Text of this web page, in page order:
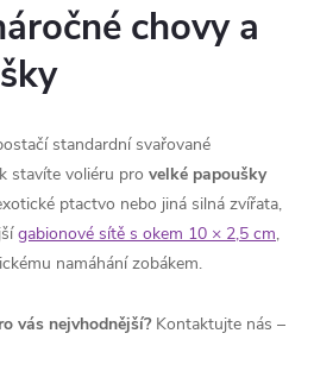
chovy a
standardní svařované
stavíte voliéru pro velké papoušky
ptactvo nebo jiná silná zvířata,
gabionové sítě s okem 10 × 2,5 cm,
namáhání zobákem.
vás nejvhodnější?Kontaktujte nás –